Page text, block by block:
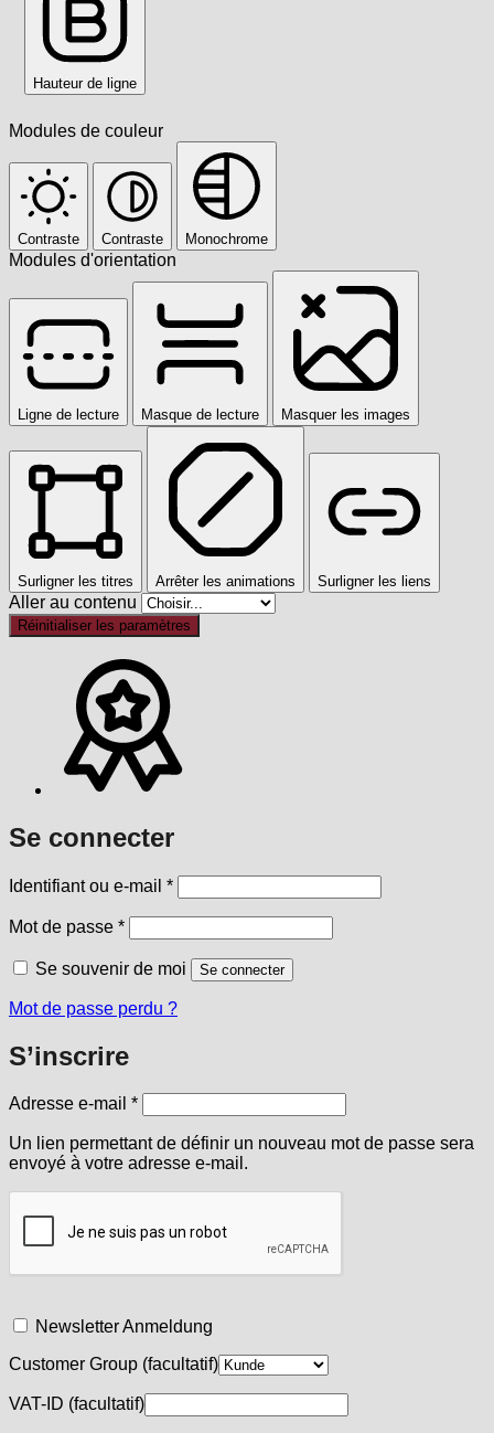
Hauteur de ligne
Modules de couleur
Contraste Contraste Monochrome
Modules d'orientation
Ligne de lecture Masque de lecture Masquer les images
Surligner les titres Arrêter les animations Surligner les liens
Aller au contenu
Réinitialiser les paramètres
Se connecter
Identifiant ou e-mail *Obligatoire
Mot de passe *Obligatoire
Se souvenir de moi Se connecter
Mot de passe perdu ?
S’inscrire
Adresse e-mail *Obligatoire
Un lien permettant de définir un nouveau mot de passe sera
envoyé à votre adresse e-mail.
Newsletter Anmeldung
Customer Group (facultatif)
VAT-ID (facultatif)